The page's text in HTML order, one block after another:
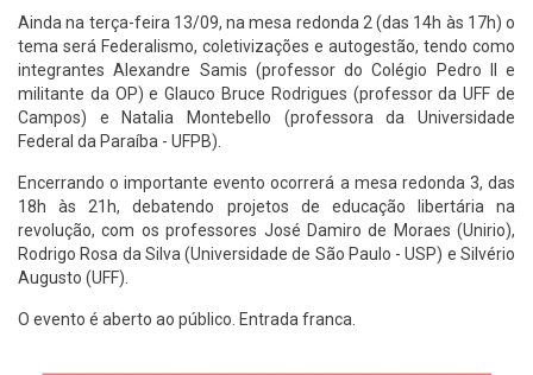
Ainda na terça-feira 13/09, na mesa redonda 2 (das 14h às 17h) o
tema será Federalismo, coletivizações e autogestão, tendo como
integrantes Alexandre Samis (professor do Colégio Pedro II e
militante da OP) e Glauco Bruce Rodrigues (professor da UFF de
Campos) e Natalia Montebello (professora da Universidade
Federal da Paraíba - UFPB).
Encerrando o importante evento ocorrerá a mesa redonda 3, das
18h às 21h, debatendo projetos de educação libertária na
revolução, com os professores José Damiro de Moraes (Unirio),
Rodrigo Rosa da Silva (Universidade de São Paulo - USP) e Silvério
Augusto (UFF).
O evento é aberto ao público. Entrada franca.